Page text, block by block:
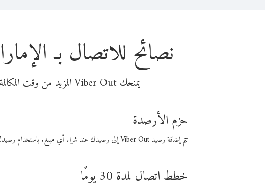
نصائح للاتصال بـ
يمنحك Viber Out المزيد من وقت المكالمة مقابل تكلفة أقل من المال. اختر من أحد خيارات الاتصال المرنة ذات السعر المنخفض:
حزم الأرصدة
تتم إضافة رصيد Viber Out إلى رصيدك عند شراء أي مبلغ. باستخدام رصيدك، يمكنك إجراء مكالمات إلى أي رقم في العالم بأسعار فايبر المنخفضة.
خطط اتصال لمدة 30 يومًا